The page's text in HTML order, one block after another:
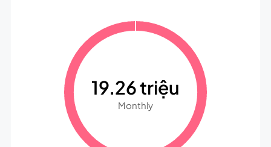
19.26 triệu
Monthly